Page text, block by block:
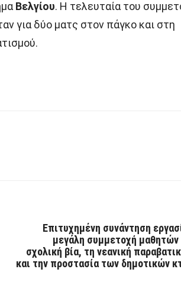
Βελγίου. Η τελευταία του
για δύο ματς στον πάγκο και στη
Επιτυχημένη συνάντηση
μεγάλη συμμετοχή μαθητών
σχολική βία, τη νεανική
και την προστασία των δημοτικών